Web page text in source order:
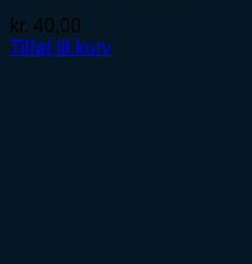
kr. 40,00
Tilføj til kurv